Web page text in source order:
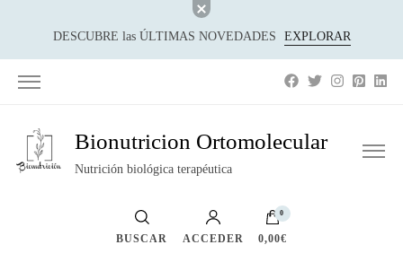
DESCUBRE las ÚLTIMAS NOVEDADES EXPLORAR
Bionutricion Ortomolecular
Nutrición biológica terapéutica
BUSCAR ACCEDER
0
0,00€